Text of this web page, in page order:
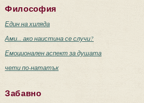
Философия
Един на хиляда
Ами... ако наистина се случи?
Емоционален аспект за душата
чети по-нататък
Забавно